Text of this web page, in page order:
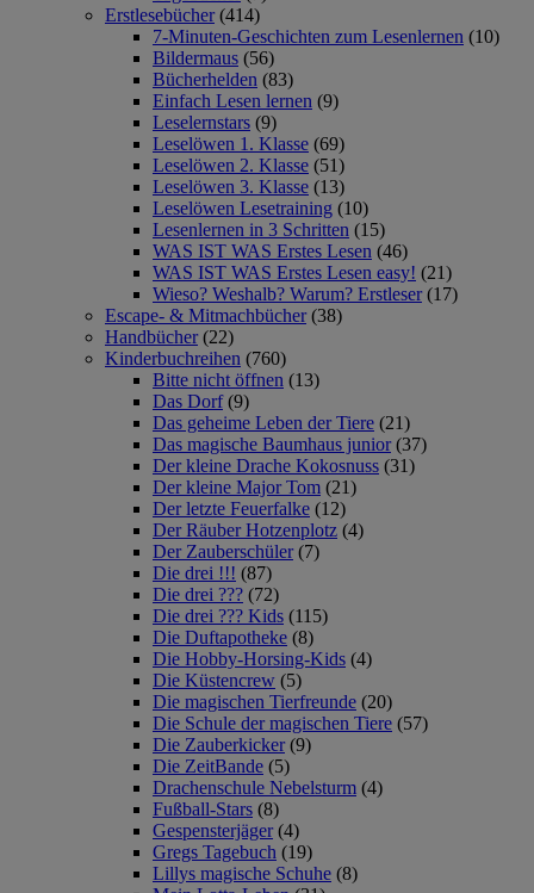
Erstlesebücher (414)
7-Minuten-Geschichten zum Lesenlernen (10)
Bildermaus (56)
Bücherhelden (83)
Einfach Lesen lernen (9)
Leselernstars (9)
Leselöwen 1. Klasse (69)
Leselöwen 2. Klasse (51)
Leselöwen 3. Klasse (13)
Leselöwen Lesetraining (10)
Lesenlernen in 3 Schritten (15)
WAS IST WAS Erstes Lesen (46)
WAS IST WAS Erstes Lesen easy! (21)
Wieso? Weshalb? Warum? Erstleser (17)
Escape- & Mitmachbücher (38)
Handbücher (22)
Kinderbuchreihen (760)
Bitte nicht öffnen (13)
Das Dorf (9)
Das geheime Leben der Tiere (21)
Das magische Baumhaus junior (37)
Der kleine Drache Kokosnuss (31)
Der kleine Major Tom (21)
Der letzte Feuerfalke (12)
Der Räuber Hotzenplotz (4)
Der Zauberschüler (7)
Die drei !!! (87)
Die drei ??? (72)
Die drei ??? Kids (115)
Die Duftapotheke (8)
Die Hobby-Horsing-Kids (4)
Die Küstencrew (5)
Die magischen Tierfreunde (20)
Die Schule der magischen Tiere (57)
Die Zauberkicker (9)
Die ZeitBande (5)
Drachenschule Nebelsturm (4)
Fußball-Stars (8)
Gespensterjäger (4)
Gregs Tagebuch (19)
Lillys magische Schuhe (8)